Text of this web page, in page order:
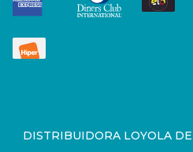
DISTRIBUIDORA LOYOLA